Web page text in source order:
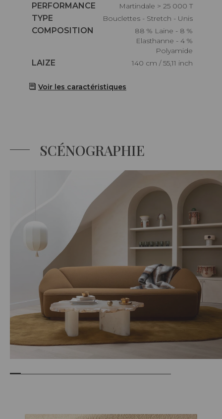
Caractéristiques
PERFORMANCE
Martindale > 25 000 T
Caractéristiques
TYPE
Bouclettes - Stretch - Unis
Caractéristiques
COMPOSITION
88 % Laine - 8 %
Elasthanne - 4 %
Polyamide
Caractéristiques
LAIZE 140 cm / 55,11 inch
Voir les caractéristiques
SCÉNOGRAPHIE